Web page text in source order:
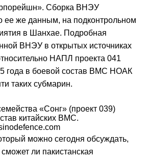
Сборка ВНЭУ
ее же данным, на подконтрольном
в Шанхае. Подробная
ВНЭУ в открытых источниках
НАПЛ проекта 041
года в боевой состав ВМС НОАК
таких субмарин.
«Сонг» (проект 039)
китайских ВМС.
можно сегодня обсуждать,
ли пакистанская